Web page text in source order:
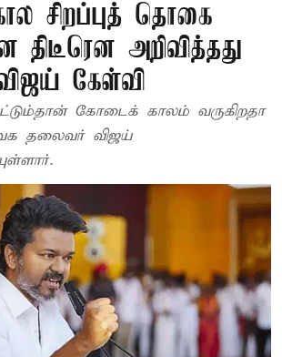
சிறப்புத் தொகை
திடீரென அறிவித்தது
கேள்வி
கோடைக் காலம் வருகிறதா
தலைவர் விஜய்